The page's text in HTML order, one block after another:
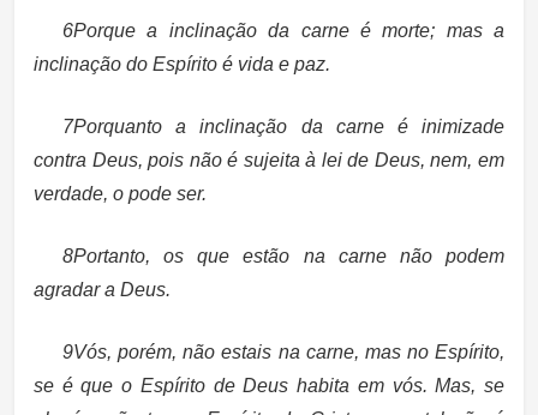
6Porque a inclinação da carne é morte; mas a
inclinação do Espírito é vida e paz.
7Porquanto a inclinação da carne é inimizade
contra Deus, pois não é sujeita à lei de Deus, nem, em
verdade, o pode ser.
8Portanto, os que estão na carne não podem
agradar a Deus.
9Vós, porém, não estais na carne, mas no Espírito,
se é que o Espírito de Deus habita em vós.Mas, se